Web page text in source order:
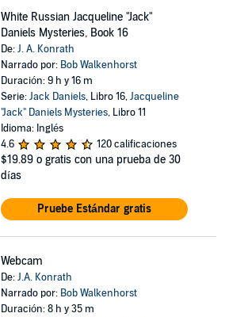
White Russian Jacqueline "Jack"
Daniels Mysteries, Book 16
De:J. A. Konrath
Narrado por: Bob Walkenhorst
Duración: 9 h y 16 m
Serie:Jack Daniels, Libro 16,Jacqueline
"Jack" Daniels Mysteries, Libro 11
Idioma: Inglés
4.6
120 calificaciones
$19.89 o gratis con una prueba de 30
días
Pruebe Estándar gratis
Webcam
De:J.A. Konrath
Narrado por: Bob Walkenhorst
Duración: 8 h y 35 m